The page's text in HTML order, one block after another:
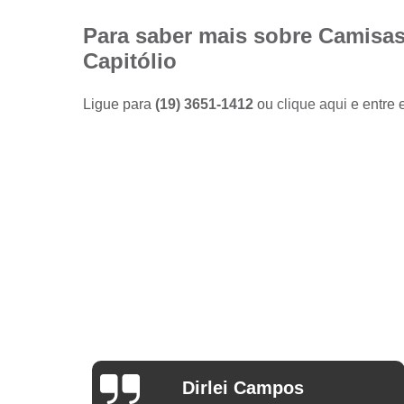
sociais
masculinas
de camisas
Para saber mais sobre
Capitólio
Ligue para (19) 3651-1412 ou clique aqui e entre
Arthur Mello